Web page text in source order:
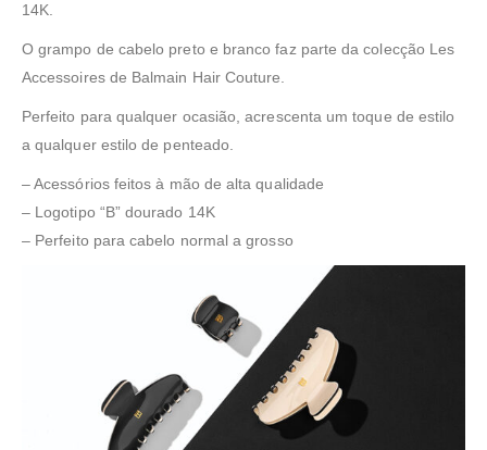
14K.
O grampo de cabelo preto e branco faz parte da colecção Les
Accessoires de Balmain Hair Couture.
Perfeito para qualquer ocasião, acrescenta um toque de estilo
a qualquer estilo de penteado.
– Acessórios feitos à mão de alta qualidade
– Logotipo “B” dourado 14K
– Perfeito para cabelo normal a grosso